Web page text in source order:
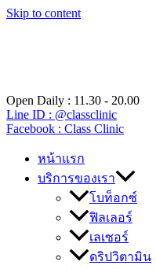
Skip to content
Open Daily : 11.30 - 20.00
Line ID : @classclinic​
Facebook : Class Clinic
หน้าแรก
บริการของเรา
โบท็อกซ์
ฟิลเลอร์
เลเซอร์
ดริปวิตามิน